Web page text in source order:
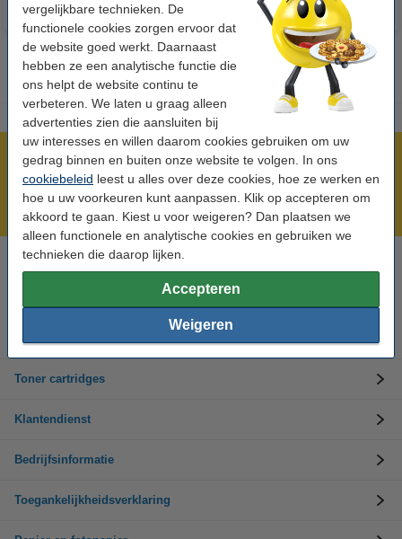
vergelijkbare technieken. De
functionele cookies zorgen ervoor dat
de website goed werkt. Daarnaast
hebben ze een analytische functie die
ons helpt de website continu te
verbeteren. We laten u graag alleen
advertenties zien die aansluiten bij
uw interesses en willen daarom cookies gebruiken om uw
gedrag binnen en buiten onze website te volgen. In ons
cookiebeleid leest u alles over deze cookies, hoe ze werken en
hoe u uw voorkeuren kunt aanpassen. Klik op accepteren om
akkoord te gaan. Kiest u voor weigeren? Dan plaatsen we
alleen functionele en analytische cookies en gebruiken we
technieken die daarop lijken.
Accepteren
Weigeren
Meer dan 5 miljoen klanten!
Voor 22.00 uur besteld, morgen in huis!
Laagsteprijsgarantie!
Hulp nodig? Bel ons op +32 (0)9 39 64 123
Op werkdagen van 8.30 tot 17 uur
Inktpatronen
Toner cartridges
Klantendienst
Bedrijfsinformatie
Toegankelijkheidsverklaring